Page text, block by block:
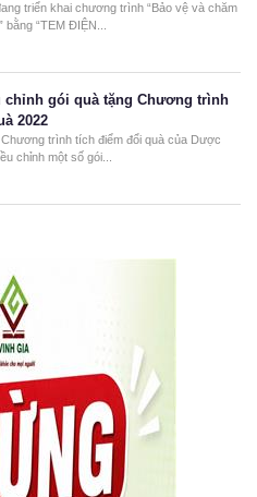
triển khai chương trình “Bảo vệ và chăm
“TEM ĐIỆN...
chỉnh gói quà tặng Chương trình
2022
trình tích điểm đổi quà của Dược
chỉnh một số gói...